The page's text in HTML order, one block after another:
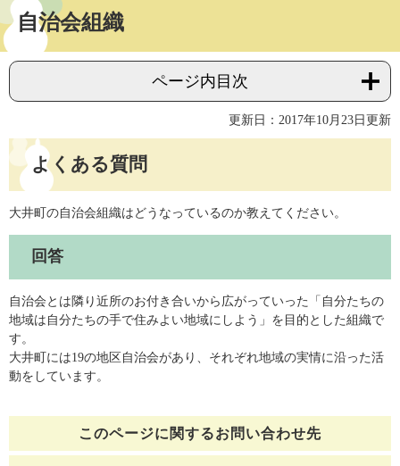
自治会組織
ページ内目次
更新日：2017年10月23日更新
よくある質問
大井町の自治会組織はどうなっているのか教えてください。
回答
自治会とは隣り近所のお付き合いから広がっていった「自分たちの
地域は自分たちの手で住みよい地域にしよう」を目的とした組織で
す。
大井町には19の地区自治会があり、それぞれ地域の実情に沿った活
動をしています。
このページに関するお問い合わせ先